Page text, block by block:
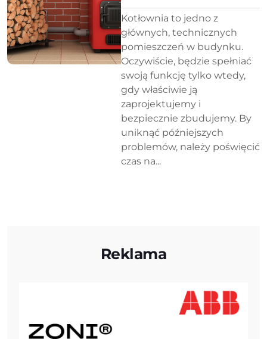
Kotłownia to jedno z
głównych, technicznych
pomieszczeń w budynku.
Oczywiście, będzie spełniać
swoją funkcję tylko wtedy,
gdy właściwie ją
zaprojektujemy i
bezpiecznie zbudujemy. By
uniknąć późniejszych
problemów, należy poświęcić
czas na...
Reklama